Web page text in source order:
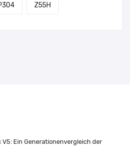
Z55H
V5: Ein Generationenvergleich der